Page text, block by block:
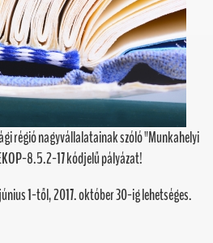
régió nagyvállalatainak szóló "Munkahelyi
8.5.2-17 kódjelű pályázat!
1-től, 2017. október 30-ig lehetséges.